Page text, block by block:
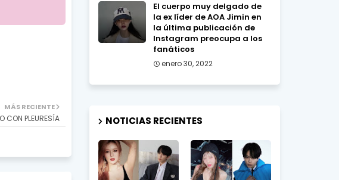
MÁS RECIENTE
CON PLEURESÍA
El cuerpo muy delgado de
la ex líder de AOA Jimin en
la última publicación de
Instagram preocupa a los
fanáticos
enero 30, 2022
NOTICIAS RECIENTES